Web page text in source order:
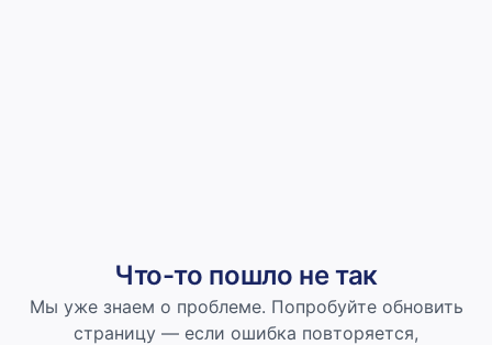
Что-то пошло не так
Мы уже знаем о проблеме. Попробуйте обновить
страницу — если ошибка повторяется,